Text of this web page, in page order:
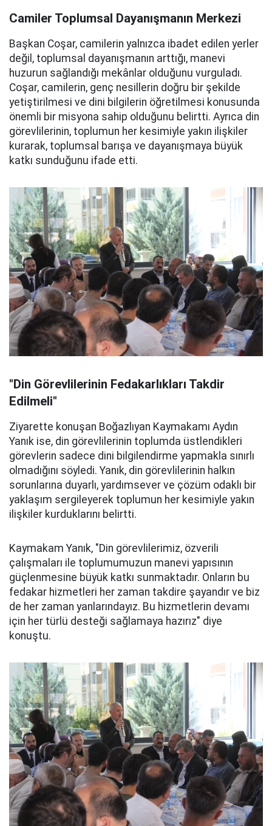
Camiler Toplumsal Dayanışmanın Merkezi
Başkan Coşar, camilerin yalnızca ibadet edilen yerler
değil, toplumsal dayanışmanın arttığı, manevi
huzurun sağlandığı mekânlar olduğunu vurguladı.
Coşar, camilerin, genç nesillerin doğru bir şekilde
yetiştirilmesi ve dini bilgilerin öğretilmesi konusunda
önemli bir misyona sahip olduğunu belirtti. Ayrıca din
görevlilerinin, toplumun her kesimiyle yakın ilişkiler
kurarak, toplumsal barışa ve dayanışmaya büyük
katkı sunduğunu ifade etti.
"Din Görevlilerinin Fedakarlıkları Takdir
Edilmeli"
Ziyarette konuşan Boğazlıyan Kaymakamı Aydın
Yanık ise, din görevlilerinin toplumda üstlendikleri
görevlerin sadece dini bilgilendirme yapmakla sınırlı
olmadığını söyledi. Yanık, din görevlilerinin halkın
sorunlarına duyarlı, yardımsever ve çözüm odaklı bir
yaklaşım sergileyerek toplumun her kesimiyle yakın
ilişkiler kurduklarını belirtti.
Kaymakam Yanık, "Din görevlilerimiz, özverili
çalışmaları ile toplumumuzun manevi yapısının
güçlenmesine büyük katkı sunmaktadır. Onların bu
fedakar hizmetleri her zaman takdire şayandır ve biz
de her zaman yanlarındayız. Bu hizmetlerin devamı
için her türlü desteği sağlamaya hazırız" diye
konuştu.